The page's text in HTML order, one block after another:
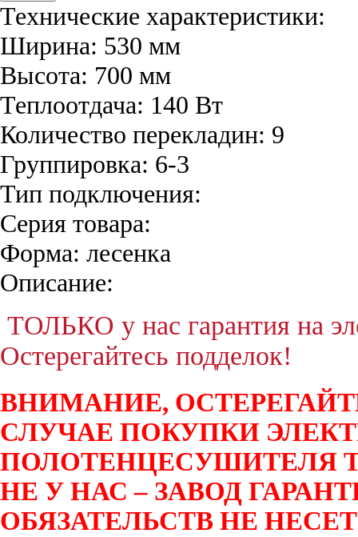
Технические характеристики:
Ширина: 530 мм
Высота: 700 мм
Теплоотдача: 140 Вт
Количество перекладин: 9
Группировка: 6-3
Тип подключения:
Серия товара:
Форма: лесенка
Описание:
ТОЛЬКО у нас гарантия на
Остерегайтесь подделок!
ВНИМАНИЕ,
СЛУЧАЕ ПОКУПКИ
ПОЛОТЕНЦЕСУШИТЕЛЯ
НЕ У НАС – ЗАВОД
ОБЯЗАТЕЛЬСТВ НЕ